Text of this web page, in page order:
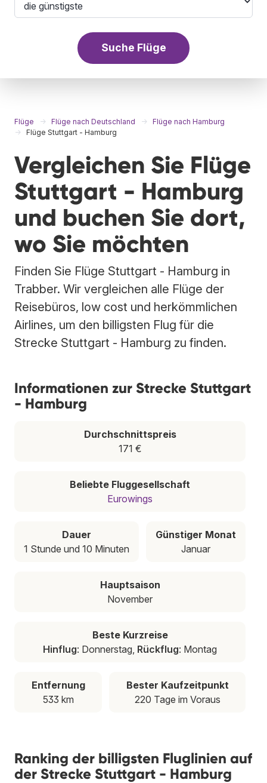
Suche Flüge
Flüge Flüge nach Deutschland
Flüge nach Hamburg
Flüge Stuttgart - Hamburg
Vergleichen Sie Flüge
Stuttgart - Hamburg
und buchen Sie dort,
wo Sie möchten
Finden Sie Flüge Stuttgart - Hamburg in
Trabber. Wir vergleichen alle Flüge der
Reisebüros, low cost und herkömmlichen
Airlines, um den billigsten Flug für die
Strecke Stuttgart - Hamburg zu finden.
Informationen zur Strecke Stuttgart
- Hamburg
Durchschnittspreis
171 €
Beliebte Fluggesellschaft
Eurowings
Dauer
1 Stunde und 10 Minuten
Günstiger Monat
Januar
Hauptsaison
November
Beste Kurzreise
Hinflug: Donnerstag, Rückflug: Montag
Entfernung
533 km
Bester Kaufzeitpunkt
220 Tage im Voraus
Ranking der billigsten Fluglinien auf
der Strecke Stuttgart - Hamburg